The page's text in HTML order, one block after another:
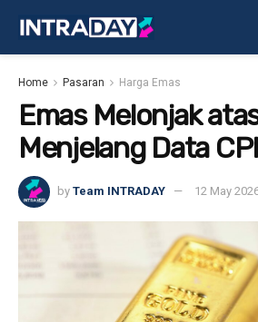
Home Pasaran Harga Emas
Emas Melonjak
Menjelang Data
by Team INTRADAY 12 May